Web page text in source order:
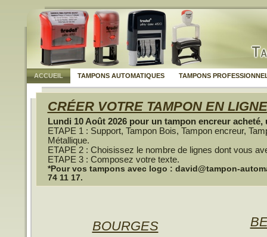
ACCUEIL TAMPONS AUTOMATIQUES TAMPONS
CRÉER VOTRE TAMPON EN LIGNE
Lundi 10 Août 2026 pour un tampon encreur
ETAPE 1 : Support, Tampon Bois, Tampon encreur,
Métallique.
ETAPE 2 : Choisissez le nombre de lignes dont vous
ETAPE 3 : Composez votre texte.
*Pour vos tampons avec logo : david@tampon-
74 11 17.
BOURGES